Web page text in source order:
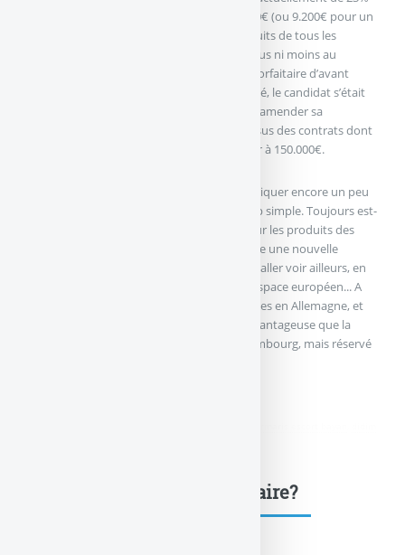
(7.50%+15.50%), après l’abattement de 4.600€ (ou 9.200€ pour un
couple), le passage au taux identique aux fruits de tous les
placements à 30% (un retour en arrière ni plus ni moins au
principe même du prélèvement libératoire forfaitaire d’avant
2012), faisait largement réagir. Devant ce tollé, le candidat s’était
empressé de changer son fusil d’épaule et d’amender sa
proposition en ne visant que les produits issus des contrats dont
les encours seraient d’un montant supérieur à 150.000€.
Une nouvelle règle qui viendrait donc compliquer encore un peu
plus les choses, comme si cela était déjà trop simple. Toujours est-
il que cette probable hausse de la fiscalité sur les produits des
contrats d’assurance-vie donnera sans doute une nouvelle
opportunité aux épargnants les plus aisés d’aller voir ailleurs, en
dehors de nos frontières, mais dans notre espace européen... A
l’instar de ce qui se passe sur les SCPI investies en Allemagne, et
donc soumis à la fiscalité allemande, plus avantageuse que la
française. Sans parler évidemment du Luxembourg, mais réservé
Une question, un commentaire?